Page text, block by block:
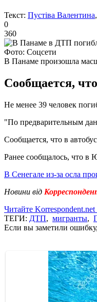
Текст: Пустіва Валентина
0
360
Фото: Соцсети
В Панаме произошла
Сообщается,
Не менее 39 человек
"По предварительным
Сообщается, что в
Ранее сообщалось, что в
В Сенегале из-за осла
Новини від
Читайте
ТЕГИ: ДТП, мигранты,
Если вы заметили